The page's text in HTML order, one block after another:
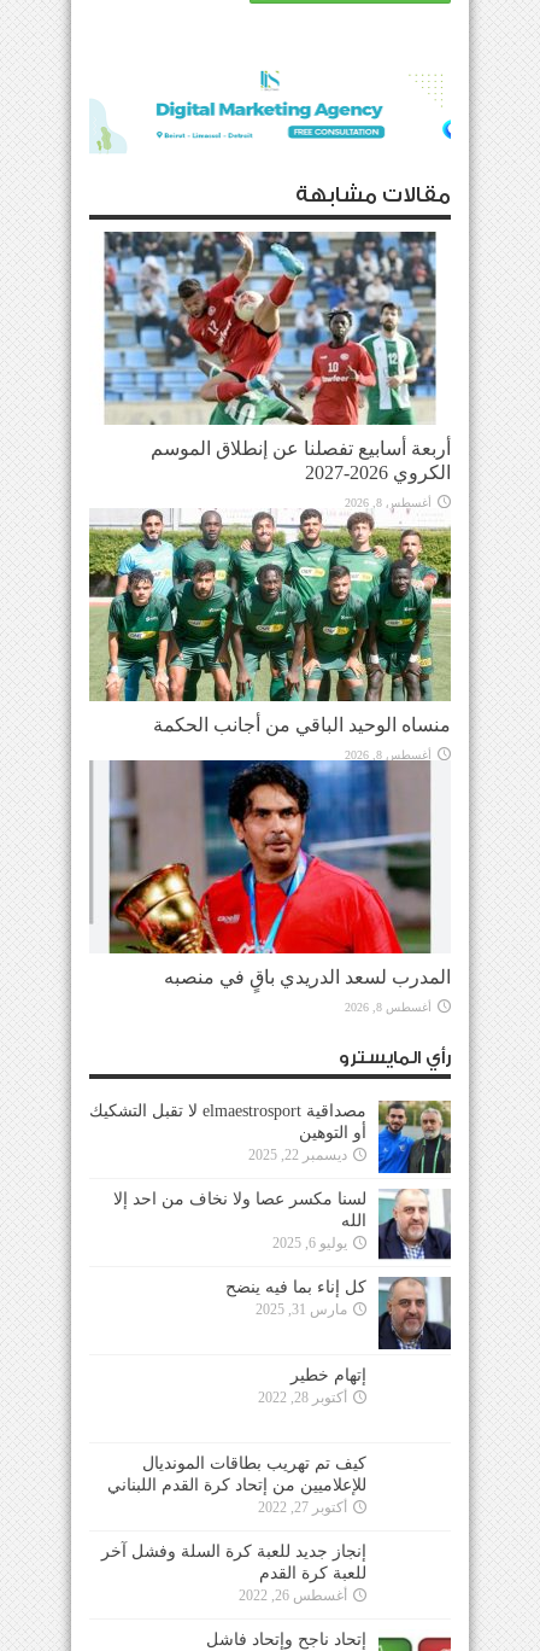
مقالات مشابهة
أربعة أسابيع تفصلنا عن إنطلاق الموسم
الكروي 2026-2027
أغسطس 8, 2026
منساه الوحيد الباقي من أجانب الحكمة
أغسطس 8, 2026
المدرب لسعد الدريدي باقٍ في منصبه
أغسطس 8, 2026
رأي المايسترو
مصداقية elmaestrosport لا تقبل التشكيك
أو التوهين
ديسمبر 22, 2025
لسنا مكسر عصا ولا نخاف من احد إلا
الله
يوليو 6, 2025
كل إناء بما فيه ينضح
مارس 31, 2025
إتهام خطير
أكتوبر 28, 2022
كيف تم تهريب بطاقات المونديال
للإعلاميين من إتحاد كرة القدم اللبناني
أكتوبر 27, 2022
إنجاز جديد للعبة كرة السلة وفشل آخر
للعبة كرة القدم
أغسطس 26, 2022
إتحاد ناجح وإتحاد فاشل